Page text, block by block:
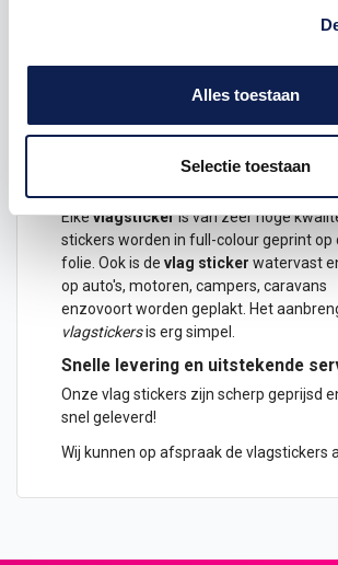
Alles toestaan
Selectie toestaan
Elkevlagstickeris van zeer hoge
stickers worden in full-colour geprint op
folie. Ook is de vlag sticker watervast
op auto's, motoren, campers, caravans
enzovoort worden geplakt. Het
vlagstickersis erg simpel.
Snelle levering en uitstekende
Onze vlag stickers zijn scherp geprijsd
snel geleverd!
Wij kunnen op afspraak de vlagstickers